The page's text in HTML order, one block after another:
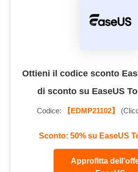
Ottieni il codice sconto
di sconto su EaseUS
Codice: 【EDMP21102】
Sconto: 50% su EaseUS
Approfitta